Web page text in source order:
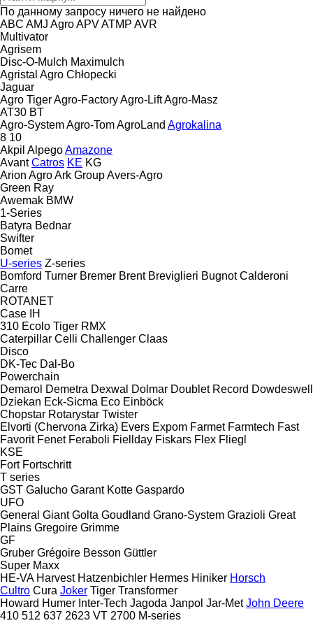
По данному запросу ничего не найдено
ABC AMJ AgroAPVATMP AVR
Multivator
Agrisem
Disc-O-Mulch Maximulch
Agristal Agro Chłopecki
Jaguar
Agro TigerAgro-FactoryAgro-LiftAgro-Masz
AT30 BT
Agro-SystemAgro-TomAgroLand Agrokalina
8 10
Akpil AlpegoAmazone
Avant Catros KE KG
Arion AgroArk GroupAvers-Agro
Green Ray
Awemak BMW
1-Series
Batyra Bednar
Swifter
Bomet
U-series Z-series
Bomford Turner Bremer Brent Breviglieri Bugnot Calderoni
Carre
ROTANET
Case IH
310 Ecolo Tiger RMX
Caterpillar Celli Challenger Claas
Disco
DK-Tec Dal-Bo
Powerchain
Demarol Demetra Dexwal Dolmar Doublet Record Dowdeswell
Dziekan Eck-Sicma Eco Einböck
Chopstar Rotarystar Twister
Elvorti (Chervona Zirka) Evers Expom Farmet Farmtech Fast
Favorit Fenet Feraboli Fiellday Fiskars Flex Fliegl
KSE
Fort Fortschritt
T series
GST Galucho Garant Kotte Gaspardo
UFO
General Giant Golta Goudland Grano-System Grazioli Great
Plains Gregoire Grimme
GF
Gruber Grégoire Besson Güttler
Super Maxx
HE-VA Harvest Hatzenbichler Hermes Hiniker Horsch
Cultro Cura Joker Tiger Transformer
Howard Humer Inter-Tech Jagoda Janpol Jar-Met John Deere
410 512 637 2623 VT 2700 M-series